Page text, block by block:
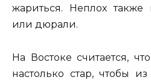
жариться. Неплох
или дюрали.
На Востоке считается,
настолько стар, чтобы